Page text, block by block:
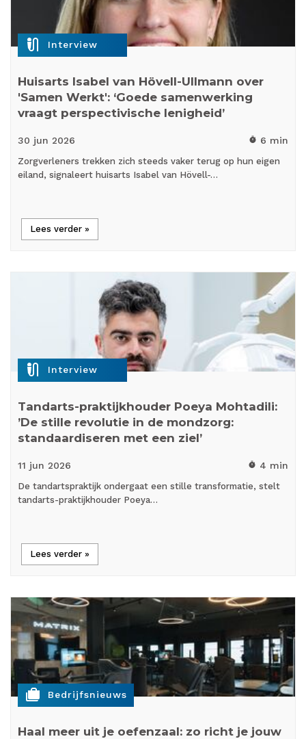
mic_external_on Interview
Huisarts Isabel van Hövell-Ullmann over
'Samen Werkt': ‘Goede samenwerking
vraagt perspectivische lenigheid’
30 jun 2026 timer 6 min
Zorgverleners trekken zich steeds vaker terug op hun eigen
eiland, signaleert huisarts Isabel van Hövell-…
Lees verder »
mic_external_on Interview
Tandarts-praktijkhouder Poeya Mohtadili:
’De stille revolutie in de mondzorg:
standaardiseren met een ziel’
11 jun 2026 timer 4 min
De tandartspraktijk ondergaat een stille transformatie, stelt
tandarts-praktijkhouder Poeya…
Lees verder »
cases Bedrijfsnieuws
Haal meer uit je oefenzaal: zo richt je jouw